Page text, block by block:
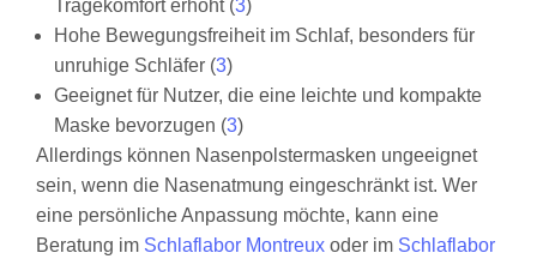
Tragekomfort erhöht (3)
Hohe Bewegungsfreiheit im Schlaf, besonders für
unruhige Schläfer (3)
Geeignet für Nutzer, die eine leichte und kompakte
Maske bevorzugen (3)
Allerdings können Nasenpolstermasken ungeeignet
sein, wenn die Nasenatmung eingeschränkt ist. Wer
eine persönliche Anpassung möchte, kann eine
Beratung im Schlaflabor Montreux oder im Schlaflabor